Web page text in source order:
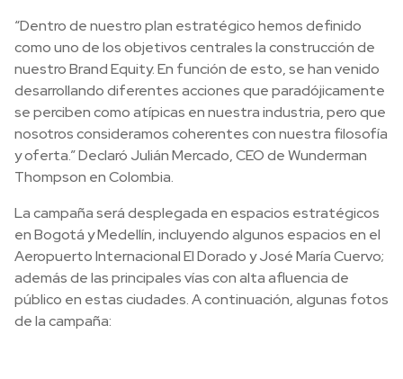
“Dentro de nuestro plan estratégico hemos definido
como uno de los objetivos centrales la construcción de
nuestro Brand Equity. En función de esto, se han venido
desarrollando diferentes acciones que paradójicamente
se perciben como atípicas en nuestra industria, pero que
nosotros consideramos coherentes con nuestra filosofía
y oferta.” Declaró Julián Mercado, CEO de Wunderman
Thompson en Colombia.
La campaña será desplegada en espacios estratégicos
en Bogotá y Medellín, incluyendo algunos espacios en el
Aeropuerto Internacional El Dorado y José María Cuervo;
además de las principales vías con alta afluencia de
público en estas ciudades. A continuación, algunas fotos
de la campaña: